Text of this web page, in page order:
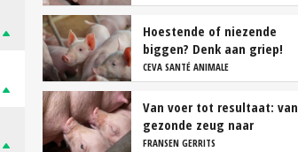
Hoestende of niezende
biggen? Denk aan griep!
CEVA SANTÉ ANIMALE
Van voer tot resultaat: van
gezonde zeug naar
succesvolle biggen
FRANSEN GERRITS